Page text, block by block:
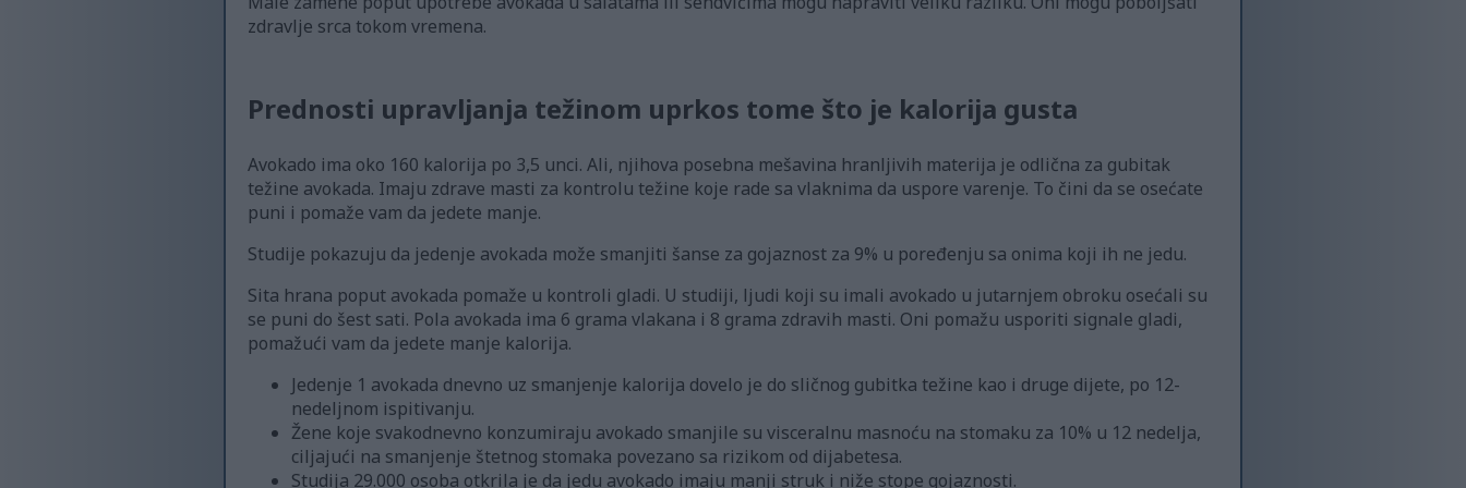
zdravlje srca tokom vremena.
Prednosti upravljanja težinom uprkos tome što je kalorija gusta
Avokado ima oko 160 kalorija po 3,5 unci. Ali, njihova posebna mešavina hranljivih materija je odlična za gubitak
težine avokada. Imaju zdrave masti za kontrolu težine koje rade sa vlaknima da uspore varenje. To čini da se osećate
puni i pomaže vam da jedete manje.
Studije pokazuju da jedenje avokada može smanjiti šanse za gojaznost za 9% u poređenju sa onima koji ih ne jedu.
Sita hrana poput avokada pomaže u kontroli gladi. U studiji, ljudi koji su imali avokado u jutarnjem obroku osećali su
se puni do šest sati. Pola avokada ima 6 grama vlakana i 8 grama zdravih masti. Oni pomažu usporiti signale gladi,
pomažući vam da jedete manje kalorija.
Jedenje 1 avokada dnevno uz smanjenje kalorija dovelo je do sličnog gubitka težine kao i druge dijete, po 12-
nedeljnom ispitivanju.
Žene koje svakodnevno konzumiraju avokado smanjile su visceralnu masnoću na stomaku za 10% u 12 nedelja,
ciljajući na smanjenje štetnog stomaka povezano sa rizikom od dijabetesa.
Studija 29.000 osoba otkrila je da jedu avokado imaju manji struk i niže stope gojaznosti.